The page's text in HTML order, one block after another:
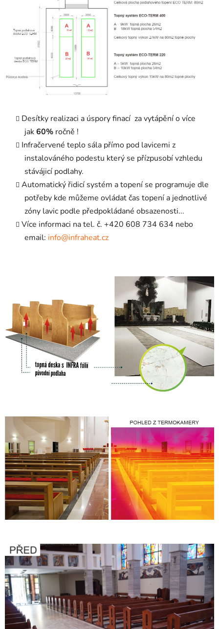
Desítky realizaci a úspory finací za vytápění o více
jak60% ročně !
Infračervené teplo sála přímo pod lavicemi z
instalováného podestu který se přízpusobí vzhledu
stávájicí podlahy.
Automatický řidicí systém a topení se programuje dle
potřeby kde můžeme ovládat čas topení a jednotlivé
zóny lavic podle předpokládané obsazenosti...
Více informaci na tel. č. +420 608 734 634 nebo
email: info@infraheat.cz